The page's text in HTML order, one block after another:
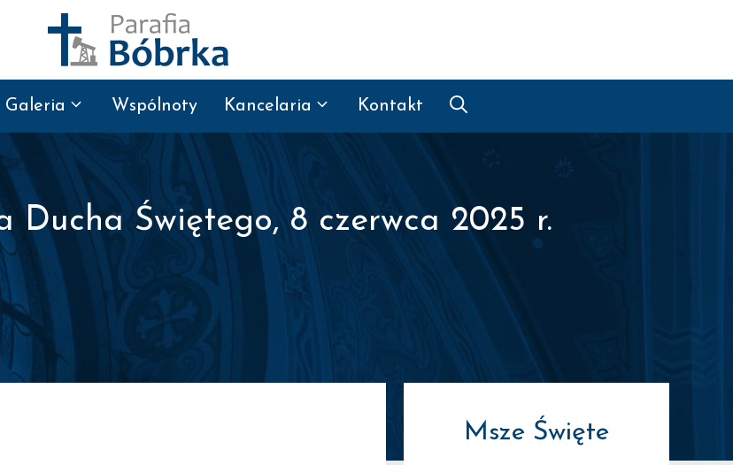
Galeria Wspólnoty Kancelaria Kontakt
Ducha Świętego, 8 czerwca 2025 r.
Msze Święte